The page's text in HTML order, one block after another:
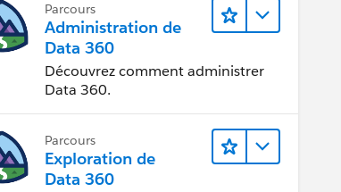
Parcours
Administration de
Data 360
Découvrez comment administrer
Data 360.
Parcours
Exploration de
Data 360